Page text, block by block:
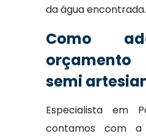
da água encontrada.
Como
semi
Especialista em
contamos com a